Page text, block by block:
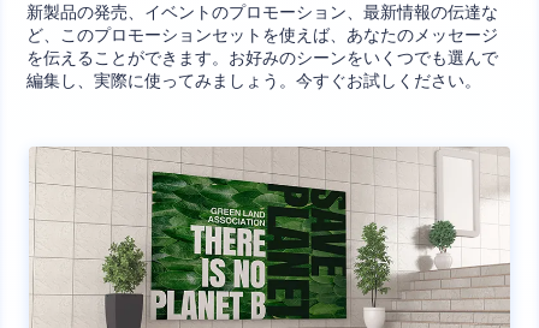
新製品の発売、イベントのプロモーション、最新情報の伝達な
ど、このプロモーションセットを使えば、あなたのメッセージ
を伝えることができます。お好みのシーンをいくつでも選んで
編集し、実際に使ってみましょう。今すぐお試しください。